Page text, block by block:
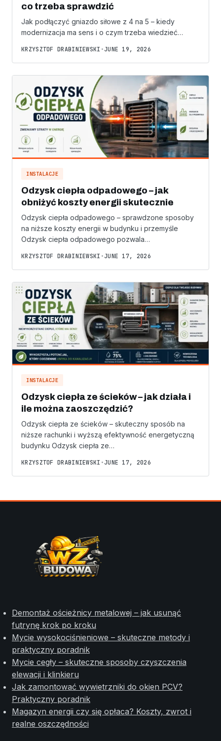
co trzeba sprawdzić
Jak podłączyć gniazdo siłowe z 4 na 5 – kiedy
modernizacja ma sens i o czym trzeba wiedzieć…
KRZYSZTOF DRABINIEWSKI • JUNE 19, 2026
INSTALACJE
Odzysk ciepła odpadowego – jak
obniżyć koszty energii skutecznie
Odzysk ciepła odpadowego – sprawdzone sposoby
na niższe koszty energii w budynku i przemyśle
Odzysk ciepła odpadowego pozwala…
KRZYSZTOF DRABINIEWSKI • JUNE 17, 2026
INSTALACJE
Odzysk ciepła ze ścieków – jak działa i
ile można zaoszczędzić?
Odzysk ciepła ze ścieków – skuteczny sposób na
niższe rachunki i wyższą efektywność energetyczną
budynku Odzysk ciepła ze…
KRZYSZTOF DRABINIEWSKI • JUNE 17, 2026
Demontaż ościeżnicy metalowej – jak usunąć
futrynę krok po kroku
Mycie wysokociśnieniowe – skuteczne metody i
praktyczny poradnik
Mycie cegły – skuteczne sposoby czyszczenia
elewacji i klinkieru
Jak zamontować wywietrzniki do okien PCV?
Praktyczny poradnik
Magazyn energii czy się opłaca? Koszty, zwrot i
realne oszczędności